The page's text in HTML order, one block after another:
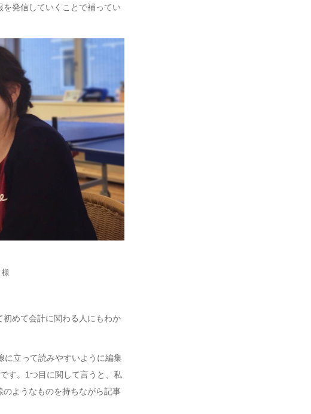
発信していくことで補ってい
初めて会計に関わる人にもわか
に立って読みやすいように編集
す。1つ目に関して言うと、私
ようなものを持ちながら記事